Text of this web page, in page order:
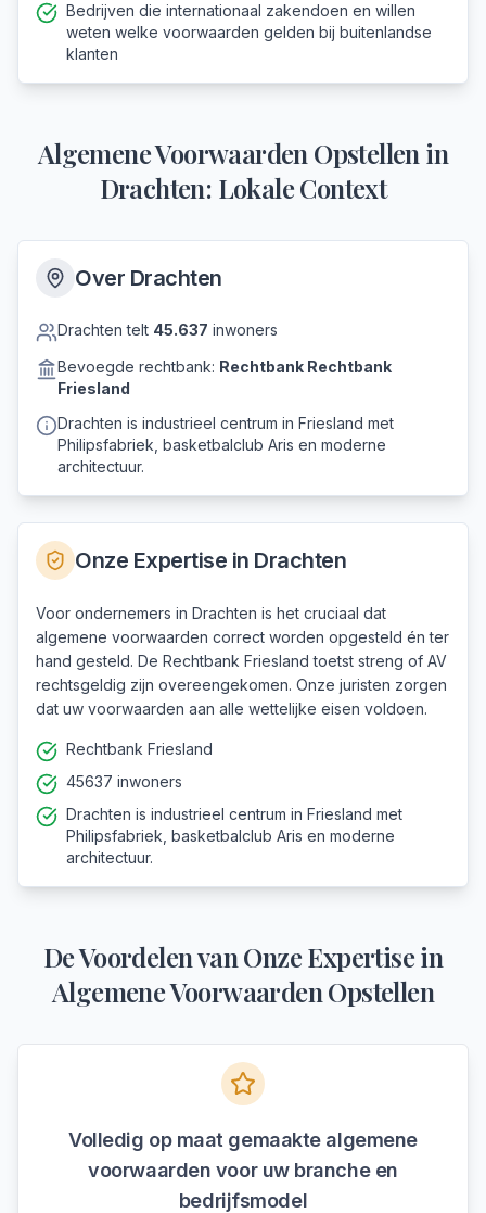
Bedrijven die internationaal zakendoen en willen
weten welke voorwaarden gelden bij buitenlandse
klanten
Algemene Voorwaarden Opstellen in
Drachten: Lokale Context
Over Drachten
Drachten telt 45.637 inwoners
Bevoegde rechtbank: Rechtbank Rechtbank
Friesland
Drachten is industrieel centrum in Friesland met
Philipsfabriek, basketbalclub Aris en moderne
architectuur.
Onze Expertise in Drachten
Voor ondernemers in Drachten is het cruciaal dat
algemene voorwaarden correct worden opgesteld én ter
hand gesteld. De Rechtbank Friesland toetst streng of AV
rechtsgeldig zijn overeengekomen. Onze juristen zorgen
dat uw voorwaarden aan alle wettelijke eisen voldoen.
Rechtbank Friesland
45637 inwoners
Drachten is industrieel centrum in Friesland met
Philipsfabriek, basketbalclub Aris en moderne
architectuur.
De Voordelen van Onze Expertise in
Algemene Voorwaarden Opstellen
Volledig op maat gemaakte algemene
voorwaarden voor uw branche en
bedrijfsmodel